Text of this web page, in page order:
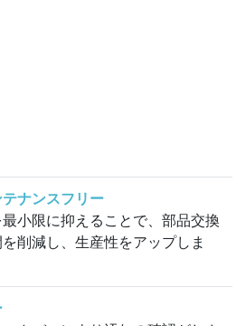
ナンスフリー
小限に抑えることで、部品交換
削減し、生産性をアップしま